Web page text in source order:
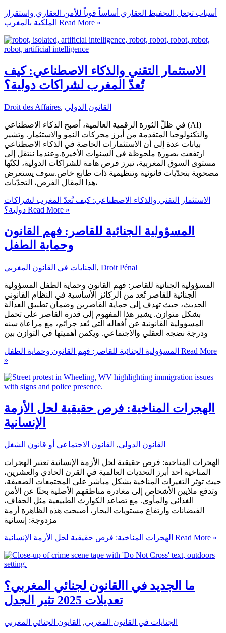
أسباب تجعل التحفيظ العقاري أساساً قوياً للأمن العقاري واستقرار
الملكية بالمغرب Read More »
الاستثمار التقني والذكاء الاصطناعي: كيف
تُعدّ المغرب لشراكات دولية؟
Droit des Affaires, القانون الدولي
في ظلّ الثورة الرقمية العالمية، أصبح الذكاء الاصطناعي (AI)
والتكنولوجيا المتقدمة من أبرز محركات النمو والاستثمار. وتشير
بيانات عدة إلى أن الاستثمارات الخاصة في الذكاء الاصطناعي
ارتفعت بصورة ملحوظة في السنوات الأخيرة.وعندما ننتقل إلى
مستوى السوق المغربية، تبرز فرص هامة للشراكات الدولية، لكنّها
مصحوبة بتحدّيات قانونية وتنظيمية ذات طابع خاص.سوف يستعرض
هذا المقال الفرص، التحدّيات،
الاستثمار التقني والذكاء الاصطناعي: كيف تُعدّ المغرب لشراكات
دولية؟ Read More »
المسؤولية الجنائية للقاصر: فهم القانون
وحماية الطفل
الجنايات في القانون المغربي , Droit Pénal
المسؤولية الجنائية للقاصر: فهم القانون وحماية الطفل المسؤولية
الجنائية للقاصر تُعد من الركائز الأساسية في النظام القانوني
الحديث، حيث تهدف إلى حماية القاصرين وضمان تطبيق العدالة
بشكل متوازن. يشير هذا المفهوم إلى قدرة القاصر على تحمل
المسؤولية القانونية عن أفعاله التي تُعد جرائم، مع مراعاة سنه
ودرجة نضجه العقلي والاجتماعي. ويكمن أهميتها في التوازن بين
المسؤولية الجنائية للقاصر: فهم القانون وحماية الطفل Read More
»
الهجرات المناخية: فرص حقيقية لحل الأزمة
الإنسانية
القانون الدولي, القانون الاجتماعي أو قانون الشغل
الهجرات المناخية: فرص حقيقية لحل الأزمة الإنسانية تعتبر الهجرات
المناخية أحد أبرز التحديات العالمية في القرن الحادي والعشرين،
حيث تؤثر التغيرات المناخية بشكل مباشر على المجتمعات الضعيفة،
وتدفع ملايين الأشخاص إلى مغادرة مناطقهم الأصلية بحثًا عن الأمن
الغذائي والمأوى. مع تصاعد الكوارث الطبيعية مثل الجفاف،
الفيضانات وارتفاع مستويات البحار، أصبحت هذه الظاهرة أزمة
مزدوجة: إنسانية
الهجرات المناخية: فرص حقيقية لحل الأزمة الإنسانية Read More »
ما الجديد في االقانون لجنائي المغربي؟
تعديلات 2025 تثير الجدل
الجنايات في القانون المغربي, القانون الجنائي المغربي